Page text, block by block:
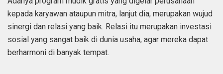
kepada karyawan ataupun mitra, lanjut dia, merupakan wujud
sinergi dan relasi yang baik. Relasi itu merupakan investasi
sosial yang sangat baik di dunia usaha, agar mereka dapat
berharmoni di banyak tempat.